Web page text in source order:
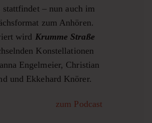
stattfindet – nun auch im
zum Anhören.
wird Krumme Straße
Konstellationen
Engelmeier, Christian
und Ekkehard Knörer.
zum Podcast